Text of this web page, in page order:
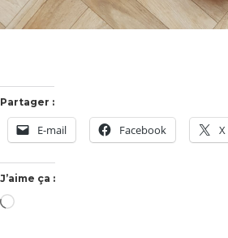
Partager :
E-mail Facebook X
J’aime ça :
Chargement…